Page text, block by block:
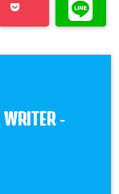
WRITER-